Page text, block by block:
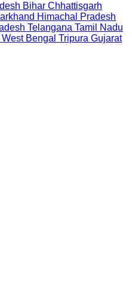
Bihar Chhattisgarh
Himachal Pradesh
Telangana Tamil Nadu
West Bengal Tripura Gujarat